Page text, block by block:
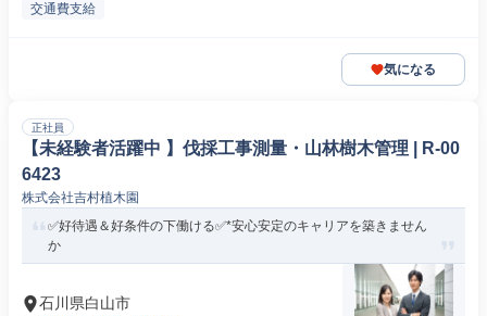
交通費支給
気になる
正社員
【未経験者活躍中 】伐採工事測量・山林樹木管理 | R-00
6423
株式会社吉村植木園
✅好待遇＆好条件の下働ける✅*安心安定のキャリアを築きません
か
石川県白山市